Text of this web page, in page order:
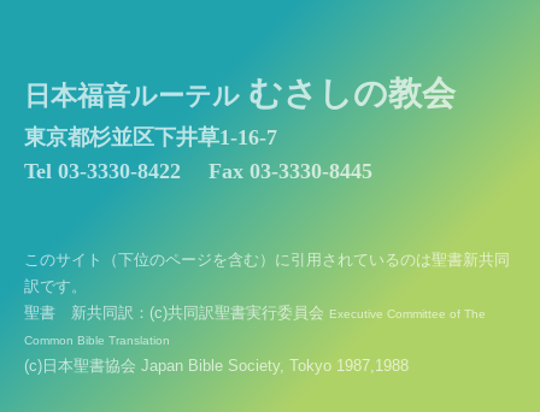
日本福音ルーテル むさしの教会
東京都杉並区下井草1-16-7
Tel 03-3330-8422
Fax 03-3330-8445
このサイト（下位のページを含む）に引用されているのは聖書新共同
訳です。
聖書 新共同訳：(c)共同訳聖書実行委員会 Executive Committee of The
Common Bible Translation
(c)日本聖書協会 Japan Bible Society, Tokyo 1987,1988